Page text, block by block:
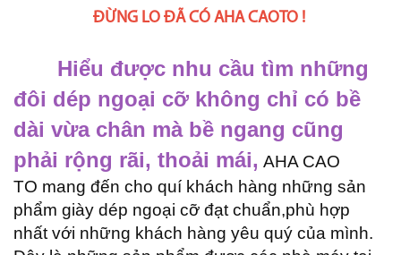
ĐỪNG LO ĐÃ CÓ AHA CAOTO !
Hiểu được nhu cầu tìm những
đôi dép ngoại cỡ không chỉ có bề
dài vừa chân mà bề ngang cũng
phải rộng rãi, thoải mái, AHA CAO
TO mang đến cho quí khách hàng những sản
phẩm giày dép ngoại cỡ đạt chuẩn,phù hợp
nhất với những khách hàng yêu quý của mình.